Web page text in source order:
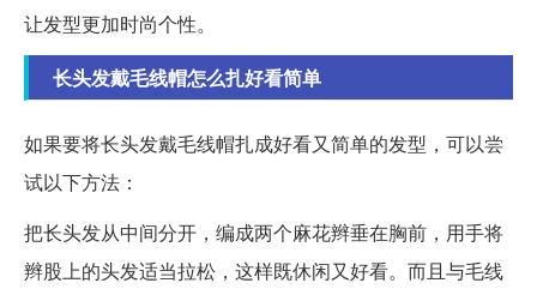
让发型更加时尚个性。
长头发戴毛线帽怎么扎好看简单
如果要将长头发戴毛线帽扎成好看又简单的发型，可以尝
试以下方法：
把长头发从中间分开，编成两个麻花辫垂在胸前，用手将
辫股上的头发适当拉松，这样既休闲又好看。而且与毛线